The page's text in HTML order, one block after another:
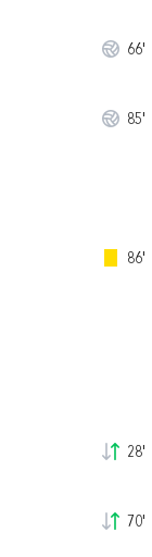
66'
85'
86'
28'
70'